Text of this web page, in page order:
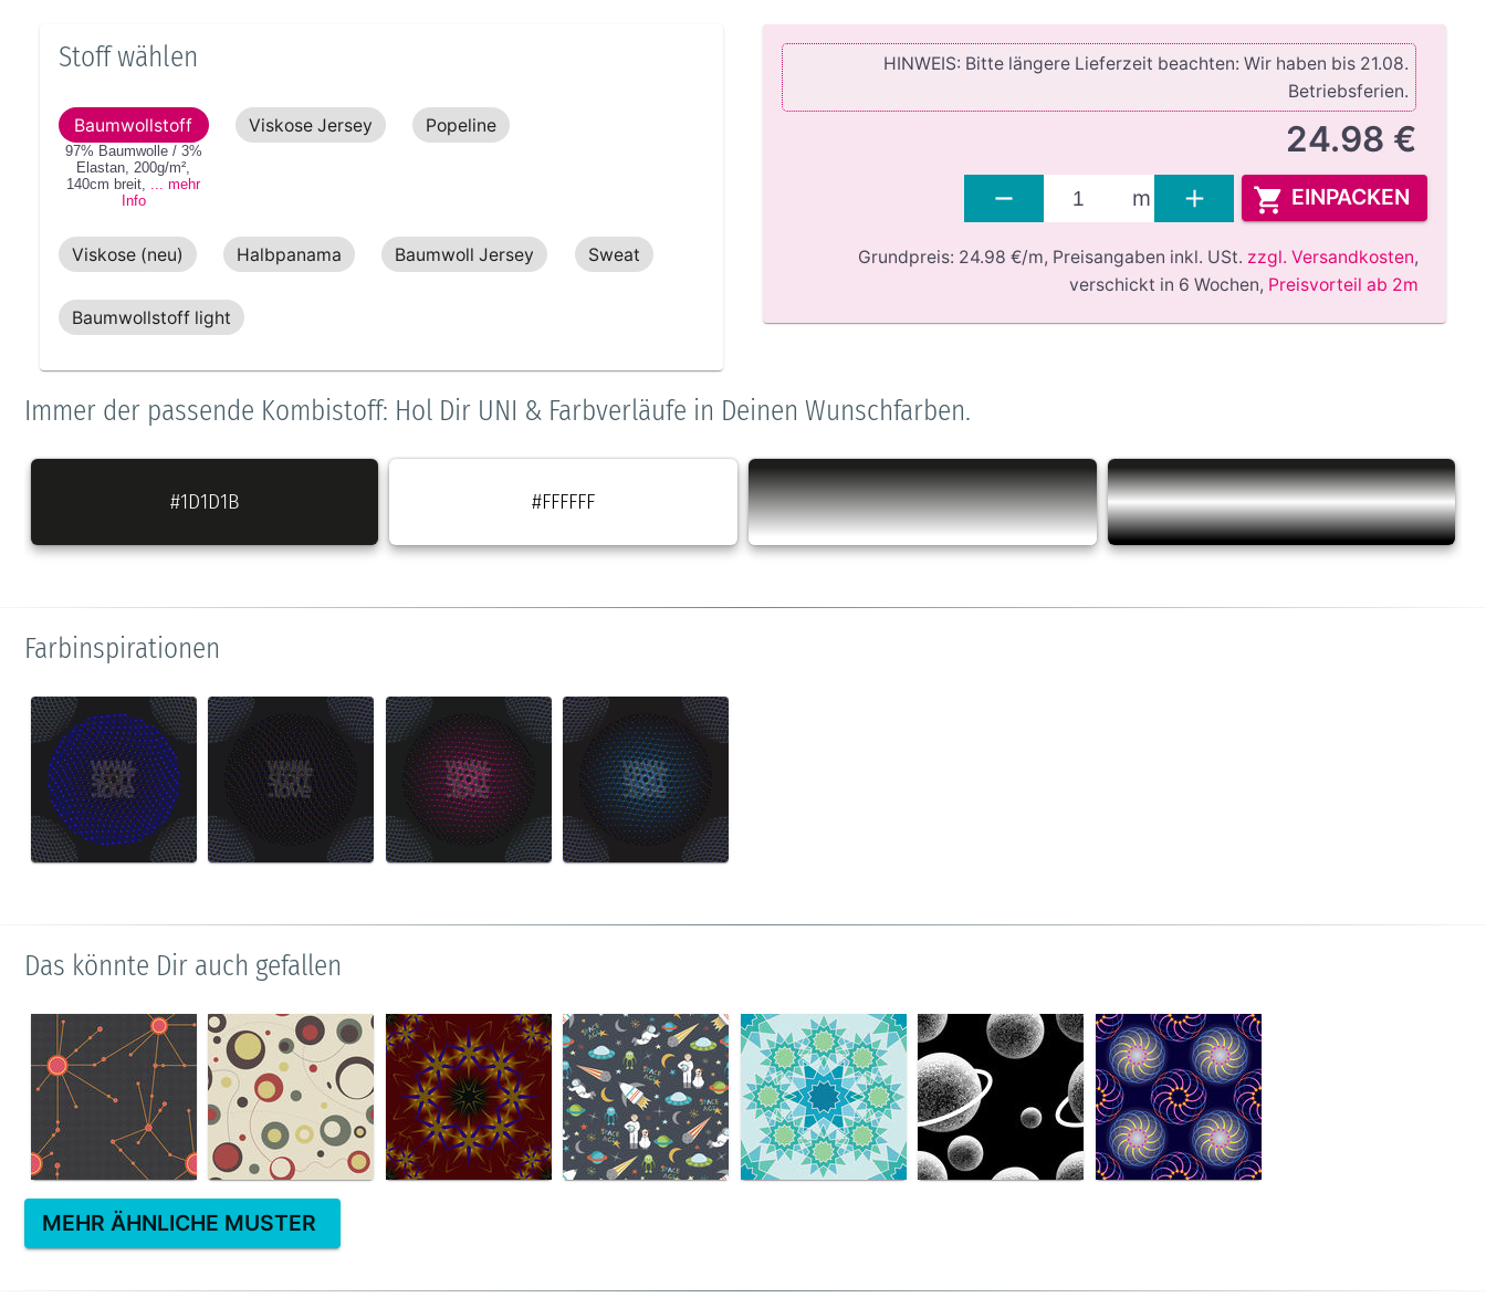
Stoff wählen
Baumwollstoff
97% Baumwolle / 3%
Elastan,200g/m²,
140cm breit, ... mehr
Info
Viskose Jersey Popeline
Viskose (neu) Halbpanama Baumwoll Jersey Sweat
Baumwollstoff light
HINWEIS: Bitte längere Lieferzeit beachten: Wir haben bis 21.08.
Betriebsferien.
24.98 €
m EINPACKEN
Grundpreis: 24.98 €/m, Preisangaben inkl. USt. zzgl. Versandkosten,
verschickt in 6 Wochen, Preisvorteil ab 2m
Immer der passende Kombistoff: Hol Dir UNI & Farbverläufe in Deinen Wunschfarben.
#1D1D1B #FFFFFF
Farbinspirationen
Das könnte Dir auch gefallen
MEHR ÄHNLICHE MUSTER